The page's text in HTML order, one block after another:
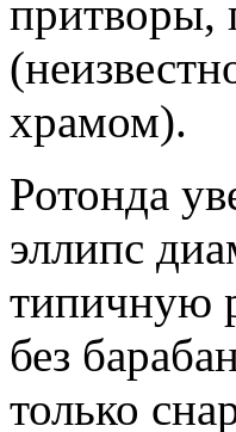
притворы,
храмом).
Ротонда
эллипс
типичную
без
только